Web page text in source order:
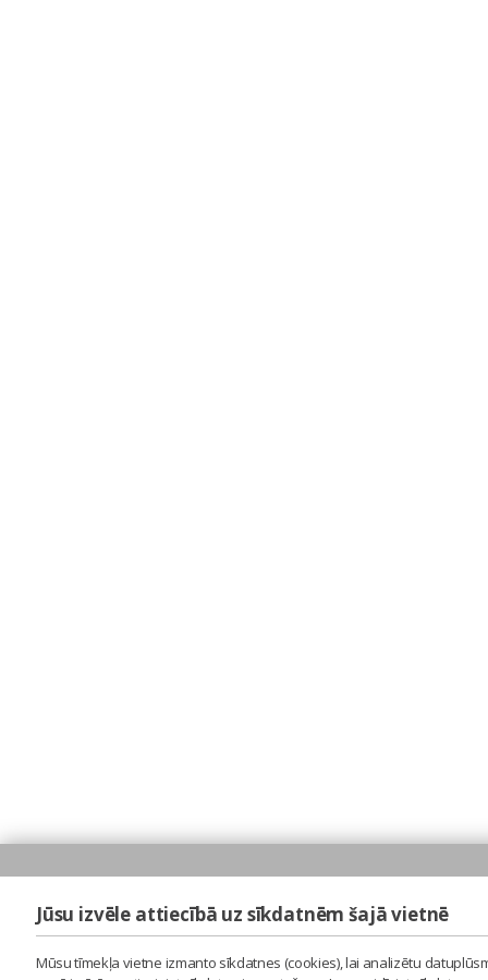
Jūsu izvēle attiecībā uz sīkdatnēm šajā vietnē
Mūsu tīmekļa vietne izmanto sīkdatnes (cookies), lai analizētu